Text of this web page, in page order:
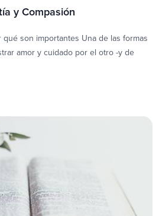
y Compasión
qué son importantes Una de las formas
amor y cuidado por el otro -y de